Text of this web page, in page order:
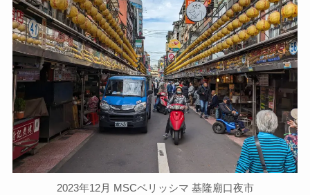
2023年12月 MSCベリッシマ 基隆廟口夜市